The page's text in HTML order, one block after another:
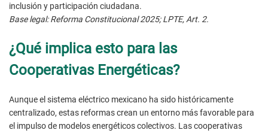
inclusión y participación ciudadana.
Base legal: Reforma Constitucional 2025; LPTE, Art. 2.
¿Qué implica esto para las
Cooperativas Energéticas?
Aunque el sistema eléctrico mexicano ha sido históricamente
centralizado, estas reformas crean un entorno más favorable para
el impulso de modelos energéticos colectivos. Las cooperativas